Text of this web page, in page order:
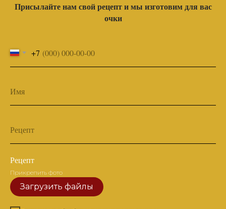
Присылайте нам свой рецепт и мы изготовим для вас
очки
+7
Имя
Рецепт
Рецепт
Прикрепить фото
Загрузить файлы